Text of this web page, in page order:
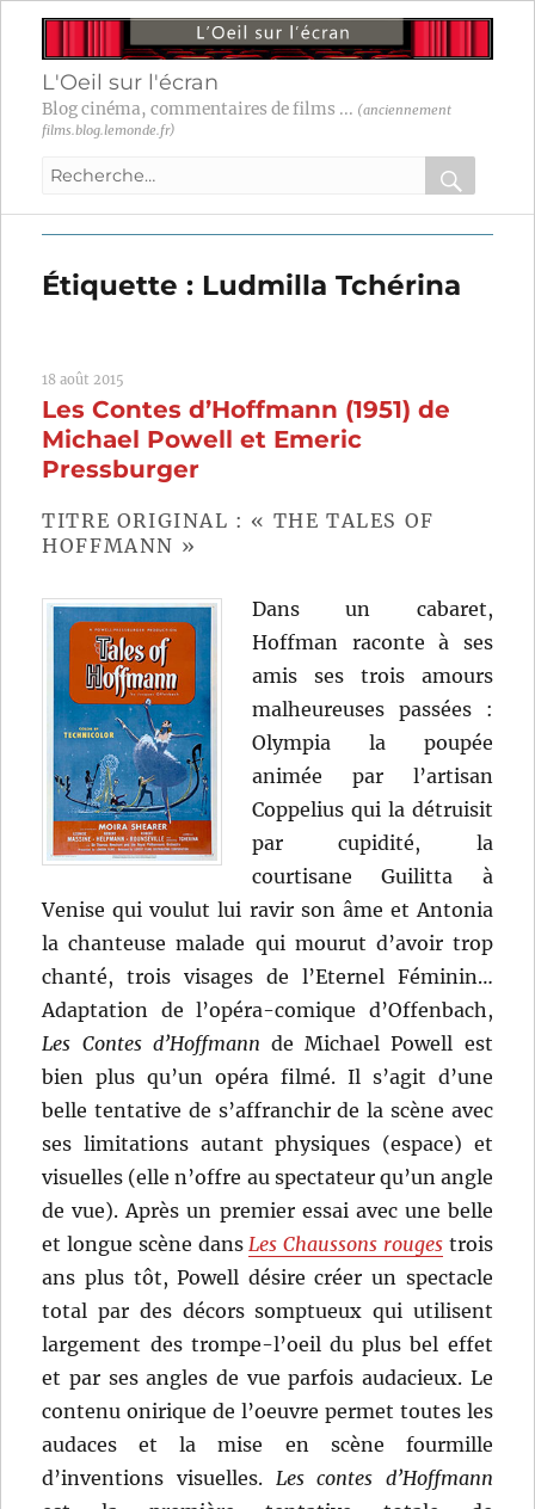
L'Oeil sur l'écran
Blog cinéma, commentaires de films ... (anciennement
films.blog.lemonde.fr)
Recherche
:
OK
Étiquette : Ludmilla Tchérina
18 août 2015
Les Contes d’Hoffmann (1951) de
Michael Powell et Emeric
Pressburger
TITRE ORIGINAL : « THE TALES OF
HOFFMANN »
Dans un cabaret,
Hoffman raconte à ses
amis ses trois amours
malheureuses passées :
Olympia la poupée
animée par l’artisan
Coppelius qui la détruisit
par cupidité, la
courtisane Guilitta à
Venise qui voulut lui ravir son âme et Antonia
la chanteuse malade qui mourut d’avoir trop
chanté, trois visages de l’Eternel Féminin…
Adaptation de l’opéra-comique d’Offenbach,
Les Contes d’Hoffmann de Michael Powell est
bien plus qu’un opéra filmé. Il s’agit d’une
belle tentative de s’affranchir de la scène avec
ses limitations autant physiques (espace) et
visuelles (elle n’offre au spectateur qu’un angle
de vue). Après un premier essai avec une belle
et longue scène dansLes Chaussons rougestrois
ans plus tôt, Powell désire créer un spectacle
total par des décors somptueux qui utilisent
largement des trompe-l’oeil du plus bel effet
et par ses angles de vue parfois audacieux. Le
contenu onirique de l’oeuvre permet toutes les
audaces et la mise en scène fourmille
d’inventions visuelles. Les contes d’Hoffmann